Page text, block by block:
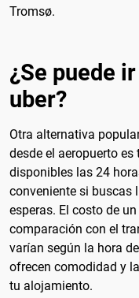
Tromsø.
¿Se puede
uber?
Otra alternativa
desde el aeropuerto
disponibles las 24
conveniente si buscas
esperas. El costo de
comparación con el
varían según la hora
ofrecen comodidad y
tu alojamiento.